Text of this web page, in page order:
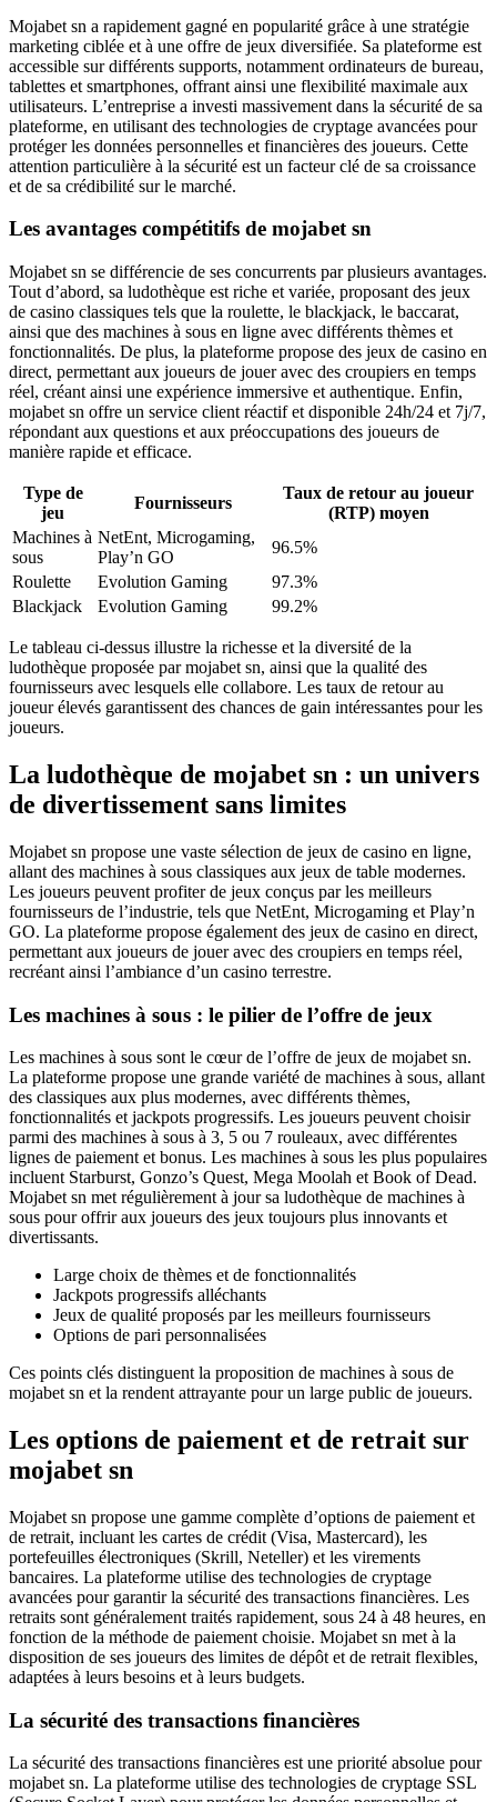
Mojabet sn a rapidement gagné en popularité grâce à une stratégie
marketing ciblée et à une offre de jeux diversifiée. Sa plateforme est
accessible sur différents supports, notamment ordinateurs de bureau,
tablettes et smartphones, offrant ainsi une flexibilité maximale aux
utilisateurs. L’entreprise a investi massivement dans la sécurité de sa
plateforme, en utilisant des technologies de cryptage avancées pour
protéger les données personnelles et financières des joueurs. Cette
attention particulière à la sécurité est un facteur clé de sa croissance
et de sa crédibilité sur le marché.
Les avantages compétitifs de mojabet sn
Mojabet sn se différencie de ses concurrents par plusieurs avantages.
Tout d’abord, sa ludothèque est riche et variée, proposant des jeux
de casino classiques tels que la roulette, le blackjack, le baccarat,
ainsi que des machines à sous en ligne avec différents thèmes et
fonctionnalités. De plus, la plateforme propose des jeux de casino en
direct, permettant aux joueurs de jouer avec des croupiers en temps
réel, créant ainsi une expérience immersive et authentique. Enfin,
mojabet sn offre un service client réactif et disponible 24h/24 et 7j/7,
répondant aux questions et aux préoccupations des joueurs de
manière rapide et efficace.
Type de
jeu
Fournisseurs
Taux de retour au joueur
(RTP) moyen
Machines à
sous
NetEnt, Microgaming,
Play’n GO
96.5%
Roulette
Evolution Gaming
97.3%
Blackjack
Evolution Gaming 99.2%
Le tableau ci-dessus illustre la richesse et la diversité de la
ludothèque proposée par mojabet sn, ainsi que la qualité des
fournisseurs avec lesquels elle collabore. Les taux de retour au
joueur élevés garantissent des chances de gain intéressantes pour les
joueurs.
La ludothèque de mojabet sn : un univers
de divertissement sans limites
Mojabet sn propose une vaste sélection de jeux de casino en ligne,
allant des machines à sous classiques aux jeux de table modernes.
Les joueurs peuvent profiter de jeux conçus par les meilleurs
fournisseurs de l’industrie, tels que NetEnt, Microgaming et Play’n
GO. La plateforme propose également des jeux de casino en direct,
permettant aux joueurs de jouer avec des croupiers en temps réel,
recréant ainsi l’ambiance d’un casino terrestre.
Les machines à sous : le pilier de l’offre de jeux
Les machines à sous sont le cœur de l’offre de jeux de mojabet sn.
La plateforme propose une grande variété de machines à sous, allant
des classiques aux plus modernes, avec différents thèmes,
fonctionnalités et jackpots progressifs. Les joueurs peuvent choisir
parmi des machines à sous à 3, 5 ou 7 rouleaux, avec différentes
lignes de paiement et bonus. Les machines à sous les plus populaires
incluent Starburst, Gonzo’s Quest, Mega Moolah et Book of Dead.
Mojabet sn met régulièrement à jour sa ludothèque de machines à
sous pour offrir aux joueurs des jeux toujours plus innovants et
divertissants.
Large choix de thèmes et de fonctionnalités
Jackpots progressifs alléchants
Jeux de qualité proposés par les meilleurs fournisseurs
Options de pari personnalisées
Ces points clés distinguent la proposition de machines à sous de
mojabet sn et la rendent attrayante pour un large public de joueurs.
Les options de paiement et de retrait sur
mojabet sn
Mojabet sn propose une gamme complète d’options de paiement et
de retrait, incluant les cartes de crédit (Visa, Mastercard), les
portefeuilles électroniques (Skrill, Neteller) et les virements
bancaires. La plateforme utilise des technologies de cryptage
avancées pour garantir la sécurité des transactions financières. Les
retraits sont généralement traités rapidement, sous 24 à 48 heures, en
fonction de la méthode de paiement choisie. Mojabet sn met à la
disposition de ses joueurs des limites de dépôt et de retrait flexibles,
adaptées à leurs besoins et à leurs budgets.
La sécurité des transactions financières
La sécurité des transactions financières est une priorité absolue pour
mojabet sn. La plateforme utilise des technologies de cryptage SSL